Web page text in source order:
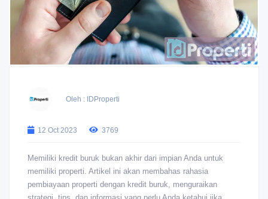
Oleh : IDProperti
12 Oct 2023 3769
Memiliki kredit buruk bukan akhir dari impian Anda untuk
memiliki properti. Artikel ini akan membahas rahasia
pembiayaan properti dengan kredit buruk, menguraikan